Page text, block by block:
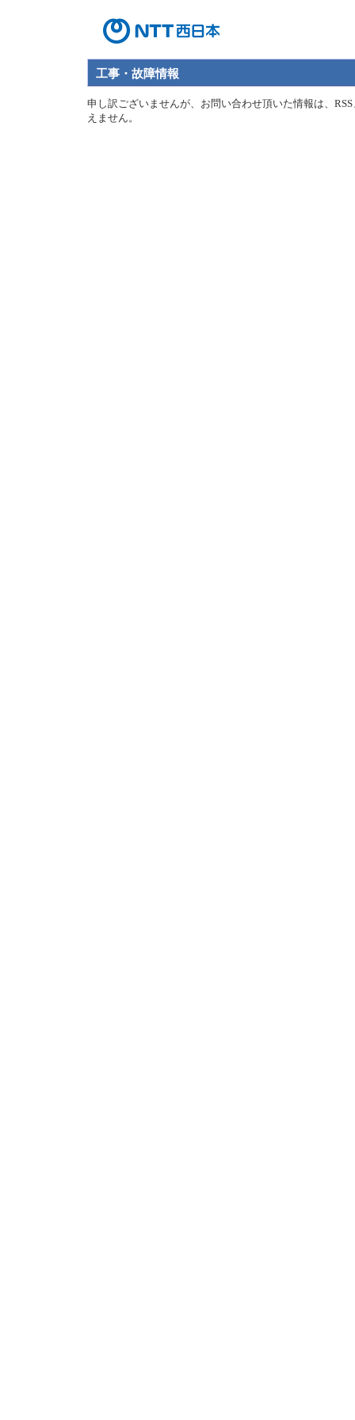
工事・故障情報
申し訳ございませんが、お問い合わせ頂いた情報は、
えません。